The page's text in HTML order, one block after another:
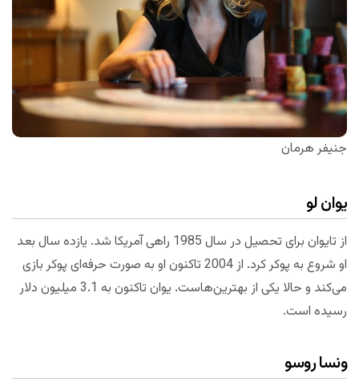
جنیفر هرمان
یوان لو
از تایوان برای تحصیل در سال 1985 راهی آمریکا شد. یازده سال بعد
او شروع به پوکر کرد. از 2004 تاکنون او به صورت حرفه‌ای پوکر بازی
می‌کند و حالا یکی از بهترین‌هاست. یوان تاکنون به 3.1 میلیون دلار
رسیده است.
ونسا روسو